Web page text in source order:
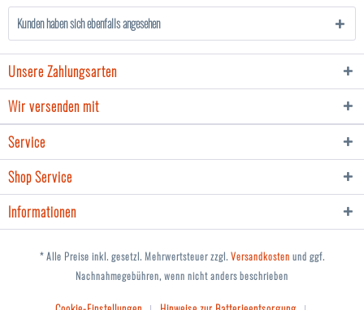
Kunden haben sich ebenfalls angesehen
Unsere Zahlungsarten
Wir versenden mit
Service
Shop Service
Informationen
* Alle Preise inkl. gesetzl. Mehrwertsteuer zzgl. Versandkosten und ggf.
Nachnahmegebühren, wenn nicht anders beschrieben